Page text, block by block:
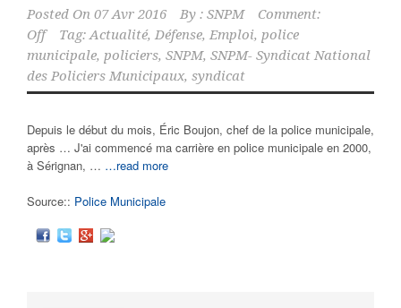
Posted On 07 Avr 2016 By : SNPM
Comment:
Off
Tag:Actualité, Défense, Emploi, police
municipale, policiers, SNPM, SNPM- Syndicat National
des Policiers Municipaux, syndicat
Depuis le début du mois, Éric Boujon, chef de la police municipale,
après … J'ai commencé ma carrière en police municipale en 2000,
à Sérignan, … …read more
Source:: Police Municipale